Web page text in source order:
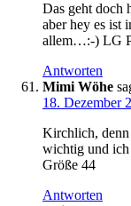
Das geht doch
aber hey es ist
allem…:-) LG
Antworten
Mimi Wöhe
18. Dezember
Kirchlich,
wichtig und ich
Größe 44
Antworten